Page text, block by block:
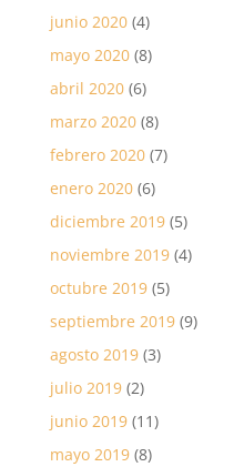
junio 2020(4)
mayo 2020(8)
abril 2020(6)
marzo 2020(8)
febrero 2020(7)
enero 2020(6)
diciembre 2019(5)
noviembre 2019(4)
octubre 2019(5)
septiembre 2019(9)
agosto 2019(3)
julio 2019(2)
junio 2019(11)
mayo 2019(8)